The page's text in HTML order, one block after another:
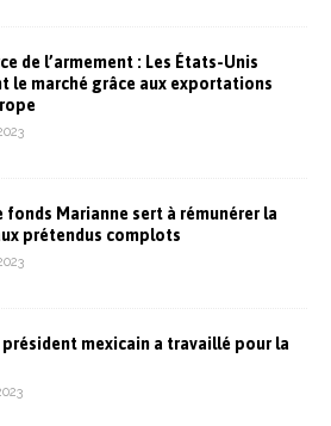
de l’armement : Les États-Unis
le marché grâce aux exportations
fonds Marianne sert à rémunérer la
prétendus complots
président mexicain a travaillé pour la